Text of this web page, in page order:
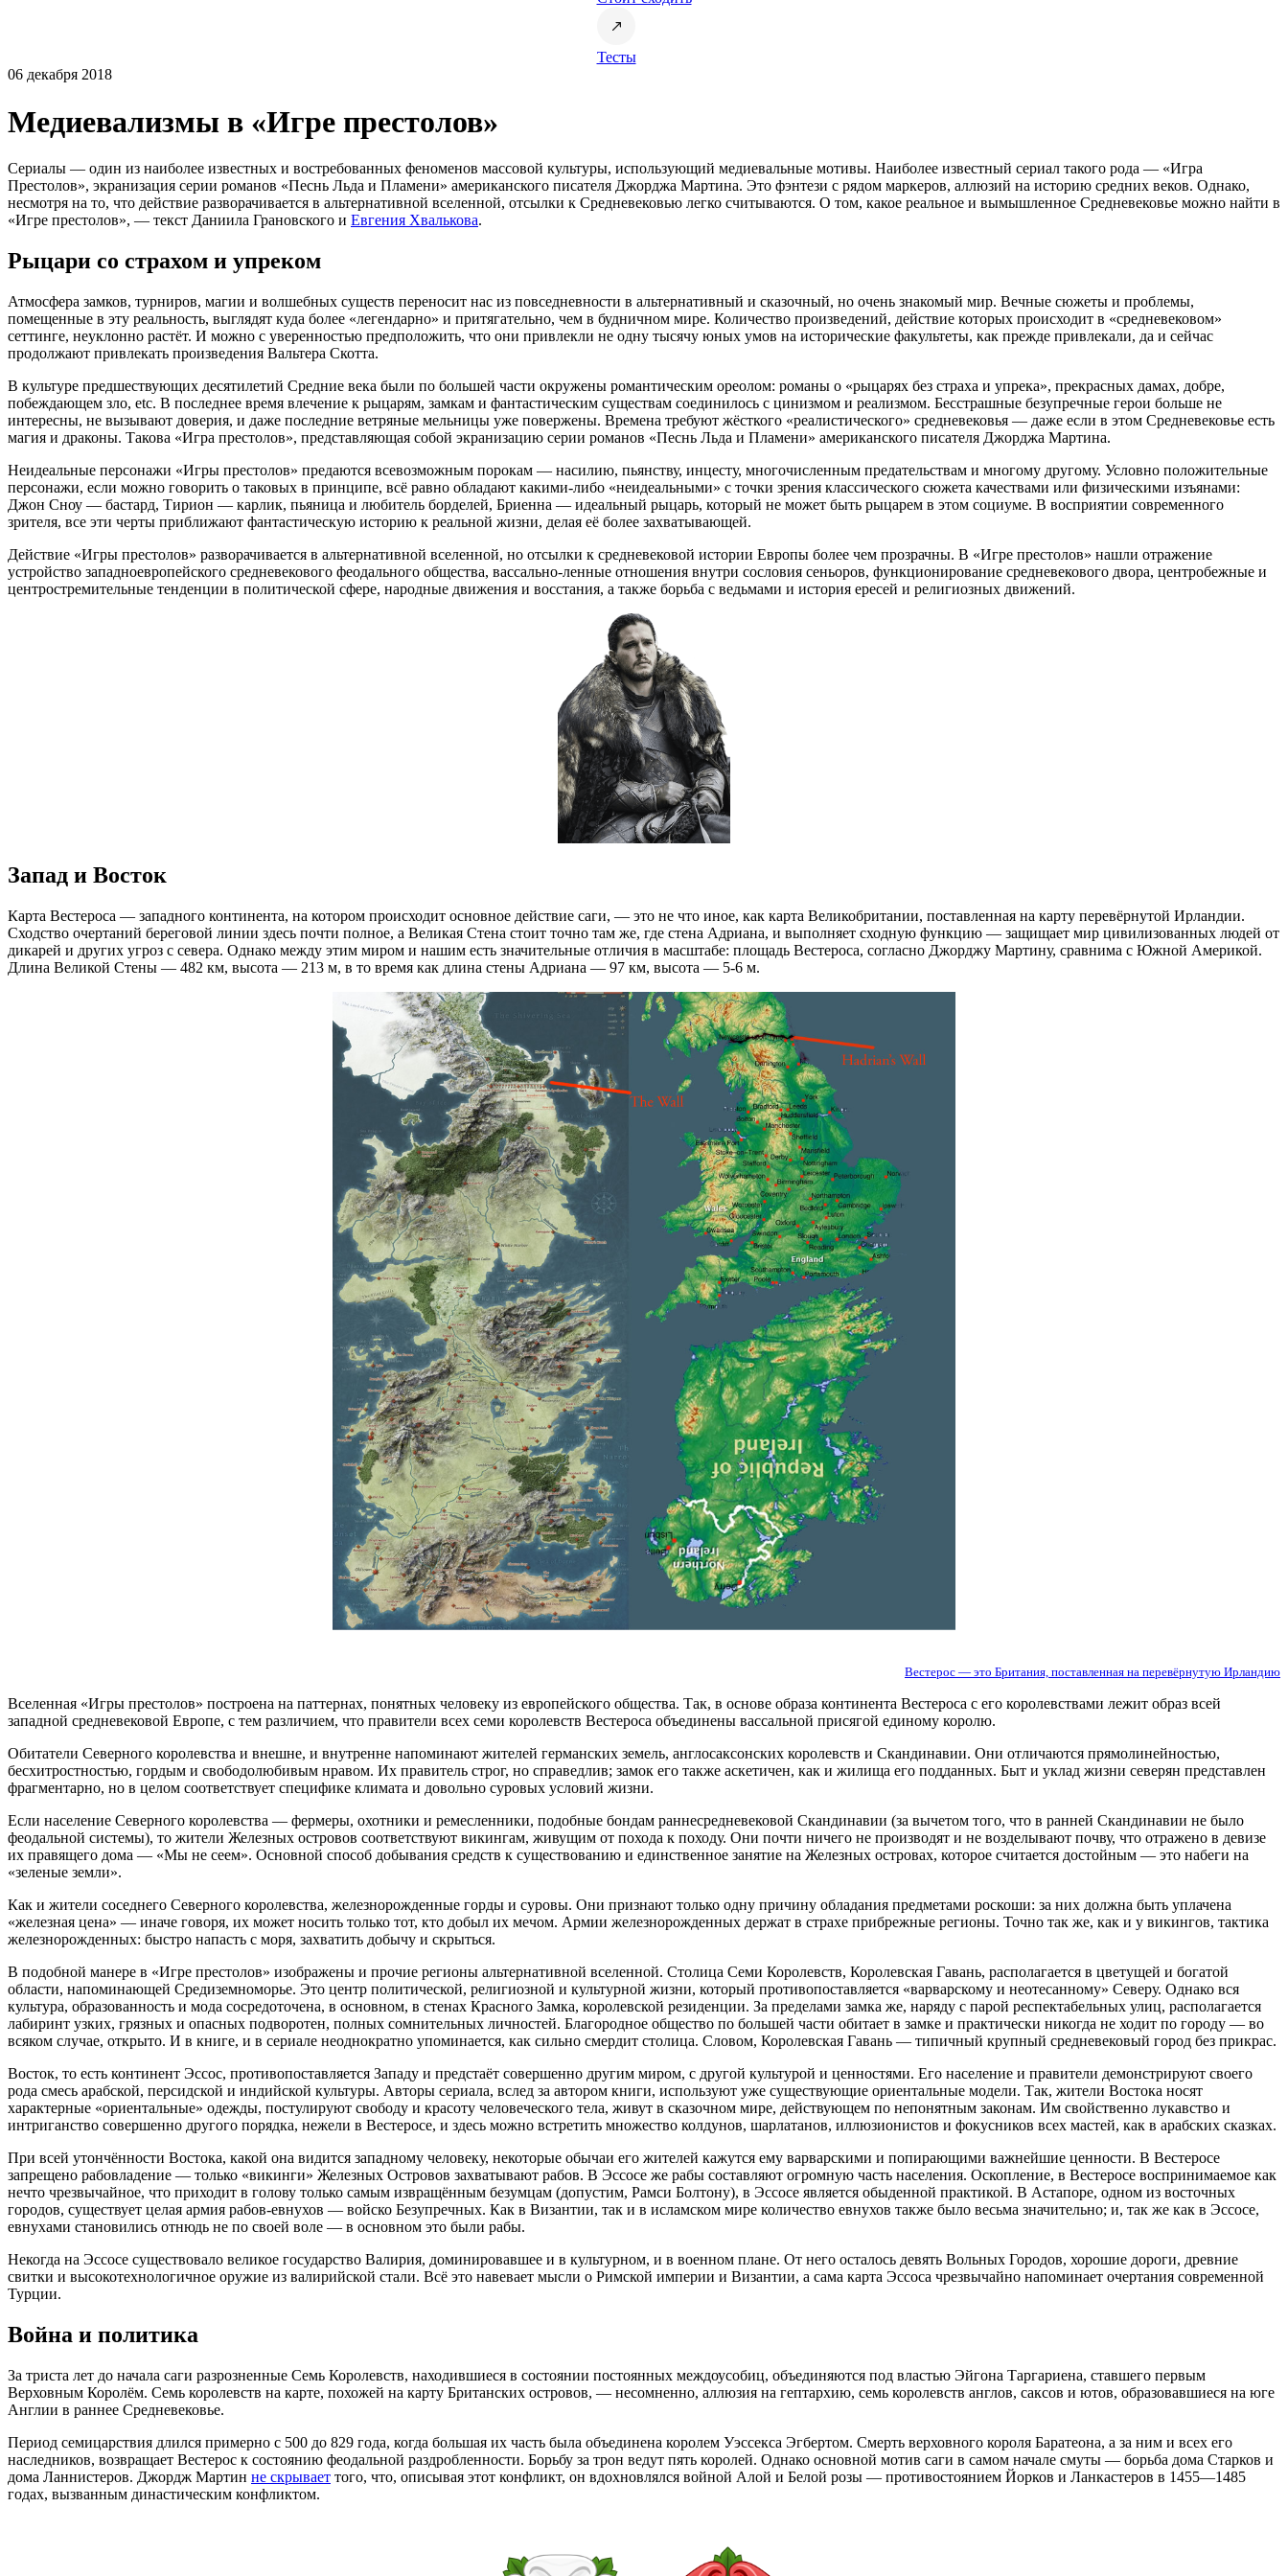
Тесты
06 декабря 2018
Медиевализмы в «Игре престолов»
Сериалы — один из наиболее известных и востребованных феноменов массовой культуры, использующий медиевальные мотивы. Наиболее известный сериал такого рода — «Игра
Престолов», экранизация серии романов «Песнь Льда и Пламени» американского писателя Джорджа Мартина. Это фэнтези с рядом маркеров, аллюзий на историю средних веков. Однако,
несмотря на то, что действие разворачивается в альтернативной вселенной, отсылки к Средневековью легко считываются. О том, какое реальное и вымышленное Средневековье можно найти в
«Игре престолов», — текст Даниила Грановского и Евгения Хвалькова.
Рыцари со страхом и упреком
Атмосфера замков, турниров, магии и волшебных существ переносит нас из повседневности в альтернативный и сказочный, но очень знакомый мир. Вечные сюжеты и проблемы,
помещенные в эту реальность, выглядят куда более «легендарно» и притягательно, чем в будничном мире. Количество произведений, действие которых происходит в «средневековом»
сеттинге, неуклонно растёт. И можно с уверенностью предположить, что они привлекли не одну тысячу юных умов на исторические факультеты, как прежде привлекали, да и сейчас
продолжают привлекать произведения Вальтера Скотта.
В культуре предшествующих десятилетий Средние века были по большей части окружены романтическим ореолом: романы о «рыцарях без страха и упрека», прекрасных дамах, добре,
побеждающем зло, etc. В последнее время влечение к рыцарям, замкам и фантастическим существам соединилось с цинизмом и реализмом. Бесстрашные безупречные герои больше не
интересны, не вызывают доверия, и даже последние ветряные мельницы уже повержены. Времена требуют жёсткого «реалистического» средневековья — даже если в этом Средневековье есть
магия и драконы. Такова «Игра престолов», представляющая собой экранизацию серии романов «Песнь Льда и Пламени» американского писателя Джорджа Мартина.
Неидеальные персонажи «Игры престолов» предаются всевозможным порокам — насилию, пьянству, инцесту, многочисленным предательствам и многому другому. Условно положительные
персонажи, если можно говорить о таковых в принципе, всё равно обладают какими-либо «неидеальными» с точки зрения классического сюжета качествами или физическими изъянами:
Джон Сноу — бастард, Тирион — карлик, пьяница и любитель борделей, Бриенна — идеальный рыцарь, который не может быть рыцарем в этом социуме. В восприятии современного
зрителя, все эти черты приближают фантастическую историю к реальной жизни, делая её более захватывающей.
Действие «Игры престолов» разворачивается в альтернативной вселенной, но отсылки к средневековой истории Европы более чем прозрачны. В «Игре престолов» нашли отражение
устройство западноевропейского средневекового феодального общества, вассально-ленные отношения внутри сословия сеньоров, функционирование средневекового двора, центробежные и
центростремительные тенденции в политической сфере, народные движения и восстания, а также борьба с ведьмами и история ересей и религиозных движений.
Запад и Восток
Карта Вестероса — западного континента, на котором происходит основное действие саги, — это не что иное, как карта Великобритании, поставленная на карту перевёрнутой Ирландии.
Сходство очертаний береговой линии здесь почти полное, а Великая Стена стоит точно там же, где стена Адриана, и выполняет сходную функцию — защищает мир цивилизованных людей от
дикарей и других угроз с севера. Однако между этим миром и нашим есть значительные отличия в масштабе: площадь Вестероса, согласно Джорджу Мартину, сравнима с Южной Америкой.
Длина Великой Стены — 482 км, высота — 213 м, в то время как длина стены Адриана — 97 км, высота — 5-6 м.
Вестерос — это Британия, поставленная на перевёрнутую Ирландию
Вселенная «Игры престолов» построена на паттернах, понятных человеку из европейского общества. Так, в основе образа континента Вестероса с его королевствами лежит образ всей
западной средневековой Европе, с тем различием, что правители всех семи королевств Вестероса объединены вассальной присягой единому королю.
Обитатели Северного королевства и внешне, и внутренне напоминают жителей германских земель, англосаксонских королевств и Скандинавии. Они отличаются прямолинейностью,
бесхитростностью, гордым и свободолюбивым нравом. Их правитель строг, но справедлив; замок его также аскетичен, как и жилища его подданных. Быт и уклад жизни северян представлен
фрагментарно, но в целом соответствует специфике климата и довольно суровых условий жизни.
Если население Северного королевства — фермеры, охотники и ремесленники, подобные бондам раннесредневековой Скандинавии (за вычетом того, что в ранней Скандинавии не было
феодальной системы), то жители Железных островов соответствуют викингам, живущим от похода к походу. Они почти ничего не производят и не возделывают почву, что отражено в девизе
их правящего дома — «Мы не сеем». Основной способ добывания средств к существованию и единственное занятие на Железных островах, которое считается достойным — это набеги на
«зеленые земли».
Как и жители соседнего Северного королевства, железнорожденные горды и суровы. Они признают только одну причину обладания предметами роскоши: за них должна быть уплачена
«железная цена» — иначе говоря, их может носить только тот, кто добыл их мечом. Армии железнорожденных держат в страхе прибрежные регионы. Точно так же, как и у викингов, тактика
железнорожденных: быстро напасть с моря, захватить добычу и скрыться.
В подобной манере в «Игре престолов» изображены и прочие регионы альтернативной вселенной. Столица Семи Королевств, Королевская Гавань, располагается в цветущей и богатой
области, напоминающей Средиземноморье. Это центр политической, религиозной и культурной жизни, который противопоставляется «варварскому и неотесанному» Северу. Однако вся
культура, образованность и мода сосредоточена, в основном, в стенах Красного Замка, королевской резиденции. За пределами замка же, наряду с парой респектабельных улиц, располагается
лабиринт узких, грязных и опасных подворотен, полных сомнительных личностей. Благородное общество по большей части обитает в замке и практически никогда не ходит по городу — во
всяком случае, открыто. И в книге, и в сериале неоднократно упоминается, как сильно смердит столица. Словом, Королевская Гавань — типичный крупный средневековый город без прикрас.
Восток, то есть континент Эссос, противопоставляется Западу и предстаёт совершенно другим миром, с другой культурой и ценностями. Его население и правители демонстрируют своего
рода смесь арабской, персидской и индийской культуры. Авторы сериала, вслед за автором книги, используют уже существующие ориентальные модели. Так, жители Востока носят
характерные «ориентальные» одежды, постулируют свободу и красоту человеческого тела, живут в сказочном мире, действующем по непонятным законам. Им свойственно лукавство и
интриганство совершенно другого порядка, нежели в Вестеросе, и здесь можно встретить множество колдунов, шарлатанов, иллюзионистов и фокусников всех мастей, как в арабских сказках.
При всей утончённости Востока, какой она видится западному человеку, некоторые обычаи его жителей кажутся ему варварскими и попирающими важнейшие ценности. В Вестеросе
запрещено рабовладение — только «викинги» Железных Островов захватывают рабов. В Эссосе же рабы составляют огромную часть населения. Оскопление, в Вестеросе воспринимаемое как
нечто чрезвычайное, что приходит в голову только самым извращённым безумцам (допустим, Рамси Болтону), в Эссосе является обыденной практикой. В Астапоре, одном из восточных
городов, существует целая армия рабов-евнухов — войско Безупречных. Как в Византии, так и в исламском мире количество евнухов также было весьма значительно; и, так же как в Эссосе,
евнухами становились отнюдь не по своей воле — в основном это были рабы.
Некогда на Эссосе существовало великое государство Валирия, доминировавшее и в культурном, и в военном плане. От него осталось девять Вольных Городов, хорошие дороги, древние
свитки и высокотехнологичное оружие из валирийской стали. Всё это навевает мысли о Римской империи и Византии, а сама карта Эссоса чрезвычайно напоминает очертания современной
Турции.
Война и политика
За триста лет до начала саги разрозненные Семь Королевств, находившиеся в состоянии постоянных междоусобиц, объединяются под властью Эйгона Таргариена, ставшего первым
Верховным Королём. Семь королевств на карте, похожей на карту Британских островов, — несомненно, аллюзия на гептархию, семь королевств англов, саксов и ютов, образовавшиеся на юге
Англии в раннее Средневековье.
Период семицарствия длился примерно с 500 до 829 года, когда большая их часть была объединена королем Уэссекса Эгбертом. Смерть верховного короля Баратеона, а за ним и всех его
наследников, возвращает Вестерос к состоянию феодальной раздробленности. Борьбу за трон ведут пять королей. Однако основной мотив саги в самом начале смуты — борьба дома Старков и
дома Ланнистеров. Джордж Мартин не скрывает того, что, описывая этот конфликт, он вдохновлялся войной Алой и Белой розы — противостоянием Йорков и Ланкастеров в 1455—1485
годах, вызванным династическим конфликтом.